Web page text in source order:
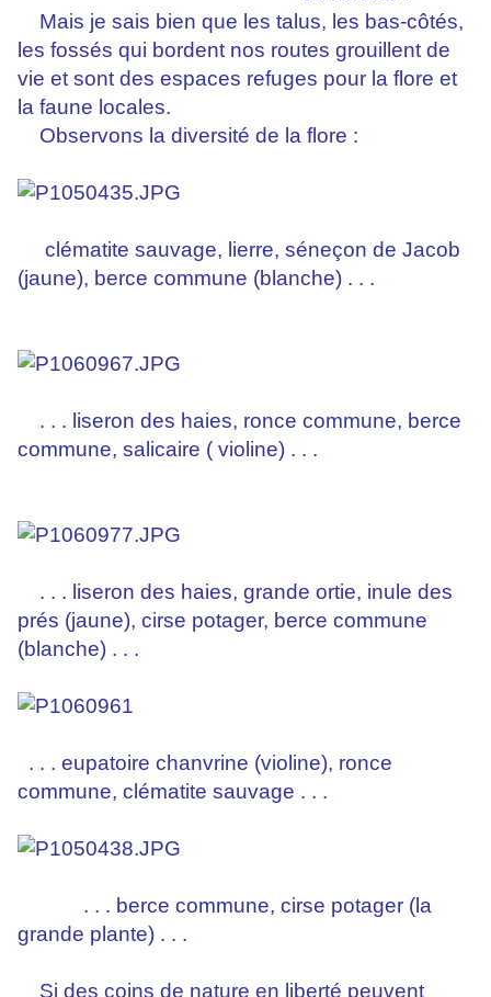
Mais je sais bien que les talus, les bas-côtés,
les fossés qui bordent nos routes grouillent de
vie et sont des espaces refuges pour la flore et
la faune locales.
Observons la diversité de la flore :
clématite sauvage, lierre, séneçon de Jacob
(jaune), berce commune (blanche) . . .
. . . liseron des haies, ronce commune, berce
commune, salicaire ( violine) . . .
. . . liseron des haies, grande ortie, inule des
prés (jaune), cirse potager, berce commune
(blanche) . . .
. . . eupatoire chanvrine (violine), ronce
commune, clématite sauvage . . .
. . . berce commune, cirse potager (la
grande plante) . . .
Si des coins de nature en liberté peuvent